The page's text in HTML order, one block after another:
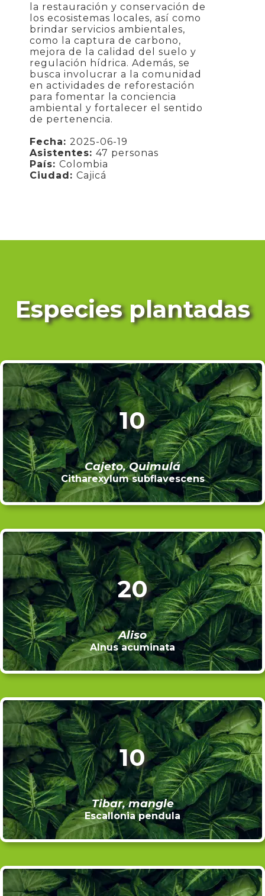
la restauración y conservación de
los ecosistemas locales, así como
brindar servicios ambientales,
como la captura de carbono,
mejora de la calidad del suelo y
regulación hídrica. Además, se
busca involucrar a la comunidad
en actividades de reforestación
para fomentar la conciencia
ambiental y fortalecer el sentido
de pertenencia.
Fecha:2025-06-19
Asistentes:47 personas
País:Colombia
Ciudad:Cajicá
Especies plantadas
10
Cajeto, Quimulá
Citharexylum subflavescens
20
Aliso
Alnus acuminata
10
Tibar, mangle
Escallonia pendula